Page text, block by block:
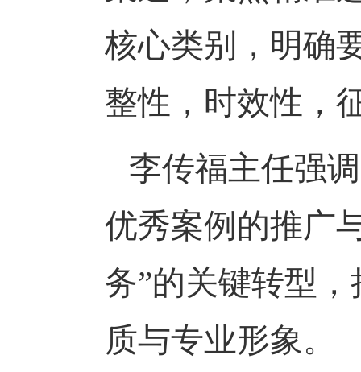
核心类别，明确
整性，时效性，
李传福主任强
优秀案例的推广
务”的关键转型
质与专业形象。